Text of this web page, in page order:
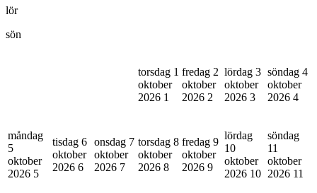
lör
sön
torsdag 1
oktober
2026 1
fredag 2
oktober
2026 2
lördag 3
oktober
2026 3
söndag 4
oktober
2026 4
måndag
5
oktober
2026 5
tisdag 6
oktober
2026 6
onsdag 7
oktober
2026 7
torsdag 8
oktober
2026 8
fredag 9
oktober
2026 9
lördag
10
oktober
2026 10
söndag
11
oktober
2026 11